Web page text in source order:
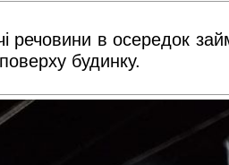
речовини в осередок
будинку.